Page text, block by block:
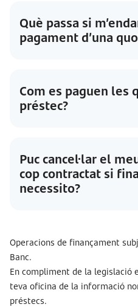
Què passa si
pagament d’una
Com es paguen les
préstec?
Puc cancel·lar el
cop contractat si
necessito?
Operacions de finançament
Banc.
En compliment de la legislació
teva oficina de la informació
préstecs.